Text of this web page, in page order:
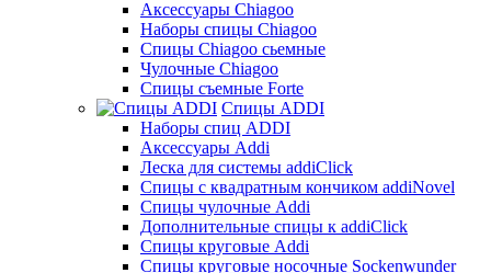
Аксессуары Chiagoo
Наборы спицы Chiagoo
Спицы Chiagoo сьемные
Чулочные Chiagoo
Спицы съемные Forte
Спицы ADDI
Наборы спиц ADDI
Аксессуары Addi
Леска для системы addiClick
Спицы с квадратным кончиком addiNovel
Спицы чулочные Addi
Дополнительные спицы к addiClick
Спицы круговые Addi
Спицы круговые носочные Sockenwunder